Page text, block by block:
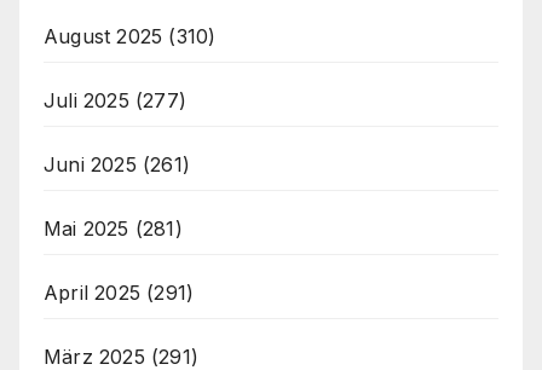
August 2025 (310)
Juli 2025 (277)
Juni 2025 (261)
Mai 2025 (281)
April 2025 (291)
März 2025 (291)